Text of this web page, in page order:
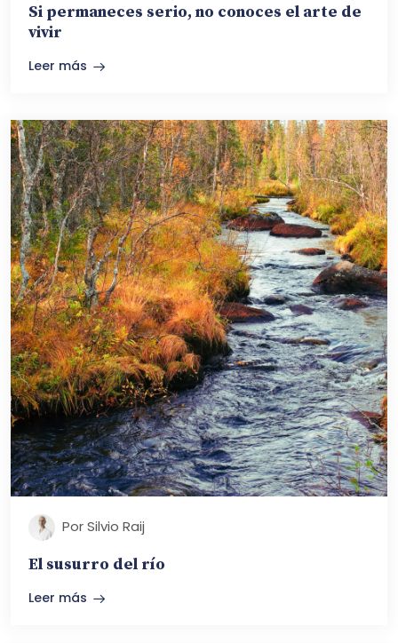
Si permaneces serio, no conoces el arte de
vivir
Leer más
Por Silvio Raij
El susurro del río
Leer más